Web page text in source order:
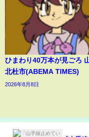
ひまわり40万本が見ごろ
北杜市(ABEMA TIMES)
2026年8月8日